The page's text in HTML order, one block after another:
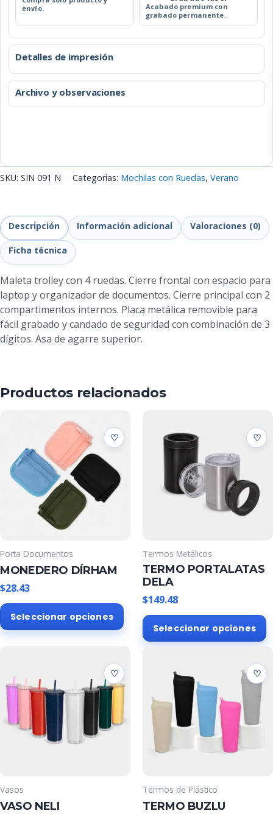
envío.
Acabado premium con
grabado permanente.
Detalles de impresión
Archivo y observaciones
SKU: SIN 091 N Categorías: Mochilas con Ruedas, Verano
Descripción Información adicional Valoraciones (0)
Ficha técnica
Maleta trolley con 4 ruedas. Cierre frontal con espacio para
laptop y organizador de documentos. Cierre principal con 2
compartimentos internos. Placa metálica removible para
fácil grabado y candado de seguridad con combinación de 3
dígitos. Asa de agarre superior.
Productos relacionados
Porta Documentos
MONEDERO DÍRHAM
$28.43
Seleccionar opciones
Este
producto
tiene
Las
opciones
se
pueden
producto
Termos Metálicos
TERMO PORTALATAS
DELA
$149.48
Seleccionar opciones
Vasos
VASO NELI
Termos de Plástico
TERMO BUZLU